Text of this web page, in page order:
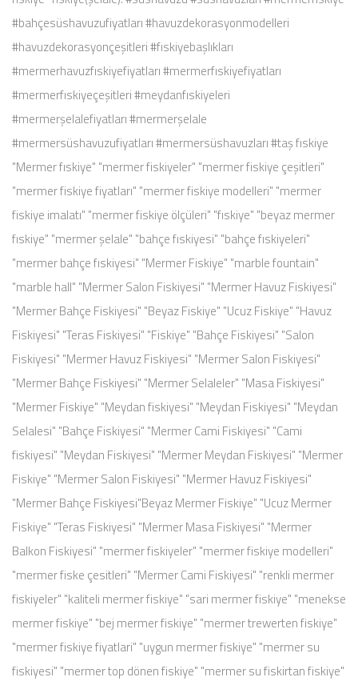
#bahçesüshavuzufiyatları #havuzdekorasyonmodelleri
#havuzdekorasyonçeşitleri #fıskiyebaşlıkları
#mermerhavuzfıskiyefiyatları #mermerfıskiyefiyatları
#mermerfıskiyeçeşitleri #meydanfıskiyeleri
#mermerşelalefiyatları #mermerşelale
#mermersüshavuzufiyatları #mermersüshavuzları #taş fıskiye
"Mermer fıskiye" "mermer fiskiyeler" "mermer fiskiye çeşitleri"
"mermer fiskiye fiyatları" "mermer fiskiye modelleri" "mermer
fiskiye imalatı" "mermer fiskiye ölçüleri" "fıskiye" "beyaz mermer
fıskiye" "mermer şelale" "bahçe fıskiyesi" "bahçe fıskiyeleri"
"mermer bahçe fıskiyesi" "Mermer Fiskiye" "marble fountain"
"marble hall" "Mermer Salon Fiskiyesi" "Mermer Havuz Fiskiyesi"
"Mermer Bahçe Fiskiyesi" "Beyaz Fiskiye" "Ucuz Fiskiye" "Havuz
Fiskiyesi" "Teras Fiskiyesi" "Fiskiye" "Bahçe Fiskiyesi" "Salon
Fiskiyesi" "Mermer Havuz Fiskiyesi" "Mermer Salon Fiskiyesi"
"Mermer Bahçe Fiskiyesi" "Mermer Selaleler" "Masa Fiskiyesi"
"Mermer Fiskiye" "Meydan fiskiyesi" "Meydan Fiskiyesi" "Meydan
Selalesi" "Bahçe Fiskiyesi" "Mermer Cami Fiskiyesi" "Cami
fiskiyesi" "Meydan Fiskiyesi" "Mermer Meydan Fiskiyesi" "Mermer
Fiskiye" "Mermer Salon Fiskiyesi" "Mermer Havuz Fiskiyesi"
"Mermer Bahçe Fiskiyesi"Beyaz Mermer Fiskiye" "Ucuz Mermer
Fiskiye" "Teras Fiskiyesi" "Mermer Masa Fiskiyesi" "Mermer
Balkon Fiskiyesi" "mermer fiskiyeler" "mermer fiskiye modelleri"
"mermer fiske çesitleri" "Mermer Cami Fiskiyesi" "renkli mermer
fiskiyeler" "kaliteli mermer fiskiye" "sari mermer fiskiye" "menekse
mermer fiskiye" "bej mermer fiskiye" "mermer trewerten fiskiye"
"mermer fiskiye fiyatlari" "uygun mermer fiskiye" "mermer su
fiskiyesi" "mermer top dönen fiskiye" "mermer su fiskirtan fiskiye"